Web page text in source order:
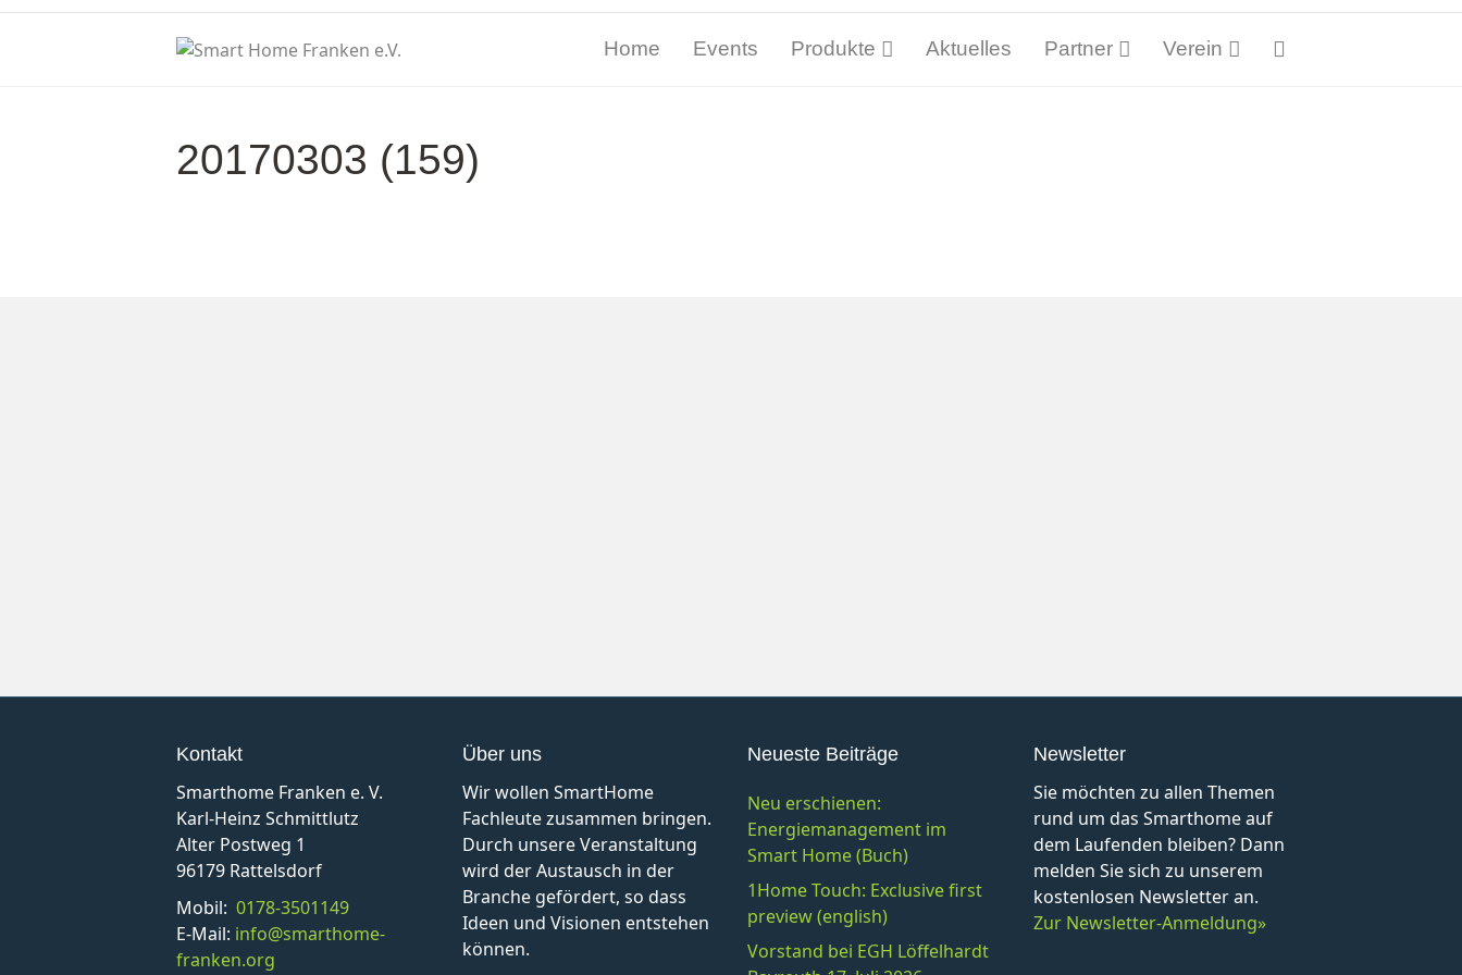
Home Events Produkte Aktuelles Partner Verein
20170303 (159)
Kontakt
Smarthome Franken e. V.
Karl-Heinz Schmittlutz
Alter Postweg 1
96179 Rattelsdorf
Mobil: 0178-3501149
E-Mail: info@smarthome-
franken.org
Über uns
Wir wollen SmartHome
Fachleute zusammen bringen.
Durch unsere Veranstaltung
wird der Austausch in der
Branche gefördert, so dass
Ideen und Visionen entstehen
können.
Neueste Beiträge
Neu erschienen:
Energiemanagement im
Smart Home (Buch)
1Home Touch: Exclusive first
preview (english)
Vorstand bei EGH Löffelhardt
Newsletter
Sie möchten zu allen Themen
rund um das Smarthome auf
dem Laufenden bleiben? Dann
melden Sie sich zu unserem
kostenlosen Newsletter an.
Zur Newsletter-Anmeldung»